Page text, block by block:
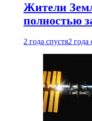
Жители
полностью
2 года спустя2 года